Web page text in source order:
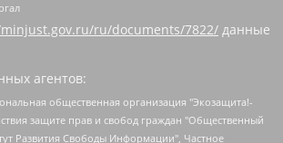
ru/documents/7822/ данные
агентов:
общественная организация "Мы против СПИДа", Камалягин Денис Николаевич, Маркелов Сергей Евгеньевич, Пономарев Лев Александрович, Савицкая Людмила Алексеевна, Автономная некоммерческая организация "Центр по работе с проблемой насилия "НАСИЛИЮ.НЕТ", Межрегиональный профессиональный союз работников здравоохранения "Альянс врачей", Юридическое лицо, зарегистрированное в Латвийской Республике, SIA "Medusa Project" (регистрационный номер 40103797863, дата регистрации 10.06.2014), Некоммерческая организация "Фонд по борьбе с коррупцией", Автономная некоммерческая организация "Институт права и публичной политики", Баданин Роман Сергеевич, Гликин Максим Александрович, Железнова Мария Михайловна, Лукьянова Юлия Сергеевна, Маетная Елизавета Витальевна, Маняхин Петр Борисович, Чуракова Ольга Владимировна, Ярош Юлия Петровна, Юридическое лицо "The Insider SIA", зарегистрированное в Риге, Латвийская Республика (дата регистрации 26.06.2015), являющееся администратором доменного имени интернет-издания "The Insider SIA", https://theins.ru, Постернак Алексей Евгеньевич, Рубин Михаил Аркадьевич, Анин Роман Александрович, Юридическое лицо Istories fonds, зарегистрированное в Латвийской Республике (регистрационный номер 50008295751, дата регистрации 24.02.2020), Великовский Дмитрий Александрович, Долинина Ирина Николаевна, Мароховская Алеся Алексеевна, Шлейнов Роман Юрьевич, Шмагун Олеся Валентиновна, Общество с ограниченной ответственностью "Альтаир 2021", Общество с ограниченной ответственностью "Вега 2021", Общество с ограниченной ответственностью "Главный редактор 2021", Общество с ограниченной ответственностью "Ромашки монолит", Важенков Артем Валерьевич, Ивановская областная общественная организация "Центр гендерных исследований", Гурман Юрий Альбертович, Медиапроект "ОВД-Инфо", Егоров Владимир Владимирович, Жилинский Владимир Александрович, Общество с ограниченной ответственностью "ЗП", Иванова София Юрьевна, Карезина Инна Павловна, Кильтау Екатерина Викторовна, Петров Алексей Викторович, Пискунов Сергей Евгеньевич, Смирнов Сергей Сергеевич, Тихонов Михаил Сергеевич, Общество с ограниченной ответственностью "ЖУРНАЛИСТ-ИНОСТРАННЫЙ АГЕНТ", Арапова Галина Юрьевна, Вольтская Татьяна Анатольевна, Американская компания "Mason G.E.S. Anonymous Foundation" (США), являющаяся владельцем интернет-издания https://mnews.world/, Компания "Stichting Bellingcat", зарегистрированная в Нидерландах (дата регистрации 11.07.2018), Захаров Андрей Вячеславович, Клепиковская Екатерина Дмитриевна, Общество с ограниченной ответственностью "МЕМО", Перл Роман Александрович, Симонов Евгений Алексеевич, Соловьева Елена Анатольевна, Сотников Даниил Владимирович, Сурначева Елизавета Дмитриевна, Автономная некоммерческая организация по защите прав человека и информированию населения "Якутия – Наше Мнение", Общество с ограниченной ответственностью "Москоу диджитал медиа", с 26.01.2023 Общество с ограниченной ответственностью "Чайка Белые сады", Ветошкина Валерия Валерьевна, Заговора Максим Александрович, Межрегиональное общественное движение "Российская ЛГБТ - сеть", Оленичев Максим Владимирович, Павлов Иван Юрьевич, Скворцова Елена Сергеевна, Общество с ограниченной ответственностью "Как бы инагент", Кочетков Игорь Викторович, Общество с ограниченной ответственностью "Честные выборы", Еланчик Олег Александрович, Общество с ограниченной ответственностью "Нобелевский призыв", Гималова Регина Эмилевна, Григорьев Андрей Валерьевич, Григорьева Алина Александровна, Ассоциация по содействию защите прав призывников, альтернативнослужащих и военнослужащих "Правозащитная группа "Гражданин.Армия.Право", Хисамова Регина Фаритовна, Автономная некоммерческая организация по реализации социально-правовых программ "Лилит", Дальневосточное общественное движение "Маяк", Санкт-Петербургская ЛГБТ-инициативная группа "Выход", Инициативная группа ЛГБТ+ "Реверс", Алексеев Андрей Викторович, Бекбулатова Таисия Львовна, Беляев Иван Михайлович, Владыкина Елена Сергеевна, Гельман Марат Александрович, Никульшина Вероника Юрьевна, Толоконникова Надежда Андреевна, Шендерович Виктор Анатольевич, Общество с ограниченной ответственностью "Данное сообщение", Общество с ограниченной ответственностью Издательский дом "Новая глава", Айнбиндер Александра Александровна, Московский комьюнити-центр для ЛГБТ+инициатив, Благотворительный фонд развития филантропии, Deutsche Welle (Германия, Kurt-Schumacher-Strasse 3, 53113 Bonn), Борзунова Мария Михайловна, Воробьев Виктор Викторович, Голубева Анна Львовна, Константинова Алла Михайловна, Малкова Ирина Владимировна, Мурадов Мурад Абдулгалимович, Осетинская Елизавета Николаевна, Понасенков Евгений Николаевич, Ганапольский Матвей Юрьевич, Киселев Евгений Алексеевич, Борухович Ирина Григорьевна, Дремин Иван Тимофеевич, Дубровский Дмитрий Викторович, Красноярская региональная общественная организация поддержки и развития альтернативных образовательных технологий и межкультурных коммуникаций "ИНТЕРРА", Маяковская Екатерина Алексеевна, Фейгин Марк Захарович, Филимонов Андрей Викторович, Дзугкоева Регина Николаевна, Доброхотов Роман Александрович, Дудь Юрий Александрович, Елкин Сергей Владимирович, Кругликов Кирилл Игоревич, Сабунаева Мария Леонидовна, Семенов Алексей Владимирович, Шаинян Карен Багратович, Шульман Екатерина Михайловна, Асафьев Артур Валерьевич, Вахштайн Виктор Семенович, Венедиктов Алексей Алексеевич, Лушникова Екатерина Евгеньевна, Волков Леонид Михайлович, Невзоров Александр Глебович, Пархоменко Сергей Борисович, Сироткин Ярослав Николаевич, Кара-Мурза Владимир Владимирович, Баранова Наталья Владимировна, Гозман Леонид Яковлевич, Кагарлицкий Борис Юльевич, Климарев Михаил Валерьевич, Милов Владимир Станиславович, Автономная некоммерческая организация Краснодарский центр современного искусства "Типография", Моргенштерн Алишер Тагирович, Соболь Любовь Эдуардовна, Общество с ограниченной ответственностью "ЛИЗА НОРМ", Каспаров Гарри Кимович, Ходорковский Михаил Борисович, Общество с ограниченной ответственностью "Апрельские тезисы", Данилович Ирина Брониславовна, Кашин Олег Владимирович, Петров Николай Владимирович, Пивоваров Алексей Владимирович, Соколов Михаил Владимирович, Цветкова Юлия Владимировна, Чичваркин Евгений Александрович, Комитет против пыток/Команда против пыток, Общество с ограниченной ответственностью "Первый научный", Общество с ограниченной ответственностью "Вертолет и ко", Белоцерковская Вероника Борисовна, Кац Максим Евгеньевич, Лазарева Татьяна Юрьевна, Шаведдинов Руслан Табризович, Яшин Илья Валерьевич, Общество с ограниченной ответственностью "Иноагент ААВ", Алешковский Дмитрий Петрович, Альбац Евгения Марковна, Быков Дмитрий Львович, Галямина Юлия Евгеньевна, Лойко Сергей Леонидович, Мартынов Кирилл Константинович, Медведев Сергей Александрович, Крашенинников Федор Геннадиевич, Гордеева Катерина Вл